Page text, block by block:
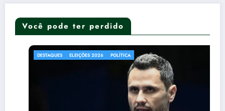
Você pode ter perdido
DESTAQUES ELEIÇÕES 2026 POLÍTICA